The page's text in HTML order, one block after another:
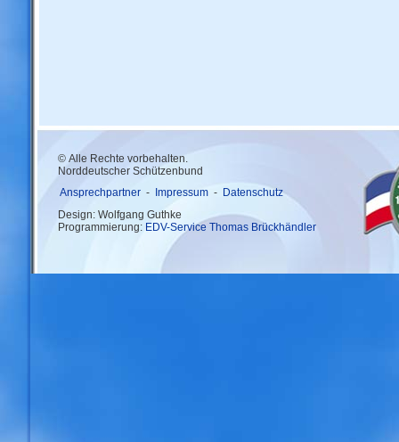
© Alle Rechte vorbehalten.
Norddeutscher Schützenbund
Ansprechpartner - Impressum - Datenschutz
Design: Wolfgang Guthke
Programmierung: EDV-Service Thomas Brückhändler